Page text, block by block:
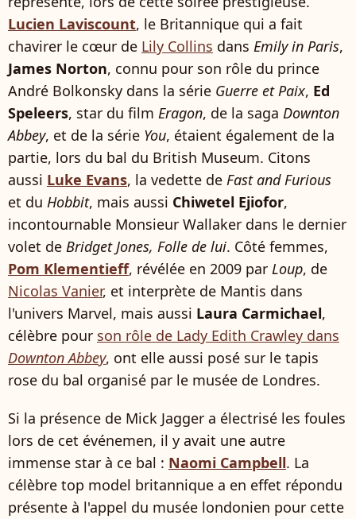
Lucien Laviscount, le Britannique qui a fait
chavirer le cœur de Lily Collins dans Emily in Paris,
James Norton, connu pour son rôle du prince
André Bolkonsky dans la série Guerre et Paix, Ed
Speleers, star du film Eragon, de la saga Downton
Abbey, et de la série You, étaient également de la
partie, lors du bal du British Museum. Citons
aussi Luke Evans, la vedette de Fast and Furious
et du Hobbit, mais aussi Chiwetel Ejiofor,
incontournable Monsieur Wallaker dans le dernier
volet de Bridget Jones, Folle de lui. Côté femmes,
Pom Klementieff, révélée en 2009 par Loup, de
Nicolas Vanier, et interprète de Mantis dans
l'univers Marvel, mais aussi Laura Carmichael,
célèbre pour son rôle de Lady Edith Crawley dans
Downton Abbey, ont elle aussi posé sur le tapis
rose du bal organisé par le musée de Londres.
Si la présence de Mick Jagger a électrisé les foules
lors de cet événemen, il y avait une autre
immense star à ce bal : Naomi Campbell. La
célèbre top model britannique a en effet répondu
présente à l'appel du musée londonien pour cette